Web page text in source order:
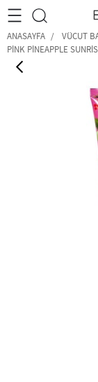
•2200₺ ve
ANASAYFA VÜCUT
PINK PINEAPPLE